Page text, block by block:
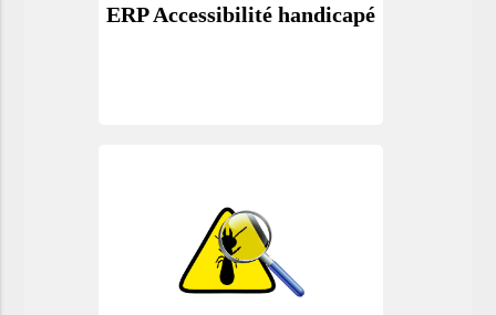
ERP Accessibilité handicapé